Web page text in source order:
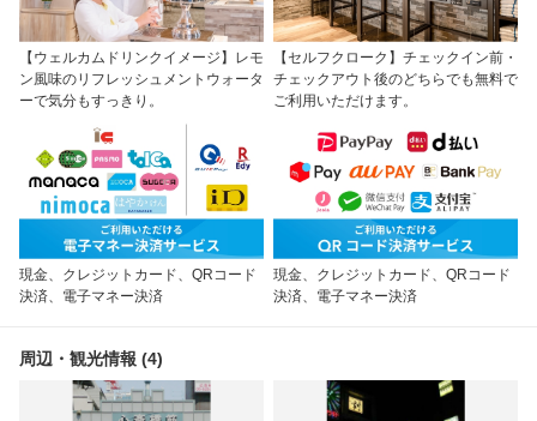
【ウェルカムドリンクイメージ】レモ
ン風味のリフレッシュメントウォータ
ーで気分もすっきり。
【セルフクローク】チェックイン前・
チェックアウト後のどちらでも無料で
ご利用いただけます。
現金、クレジットカード、QRコード
決済、電子マネー決済
現金、クレジットカード、QRコード
決済、電子マネー決済
周辺・観光情報 (4)